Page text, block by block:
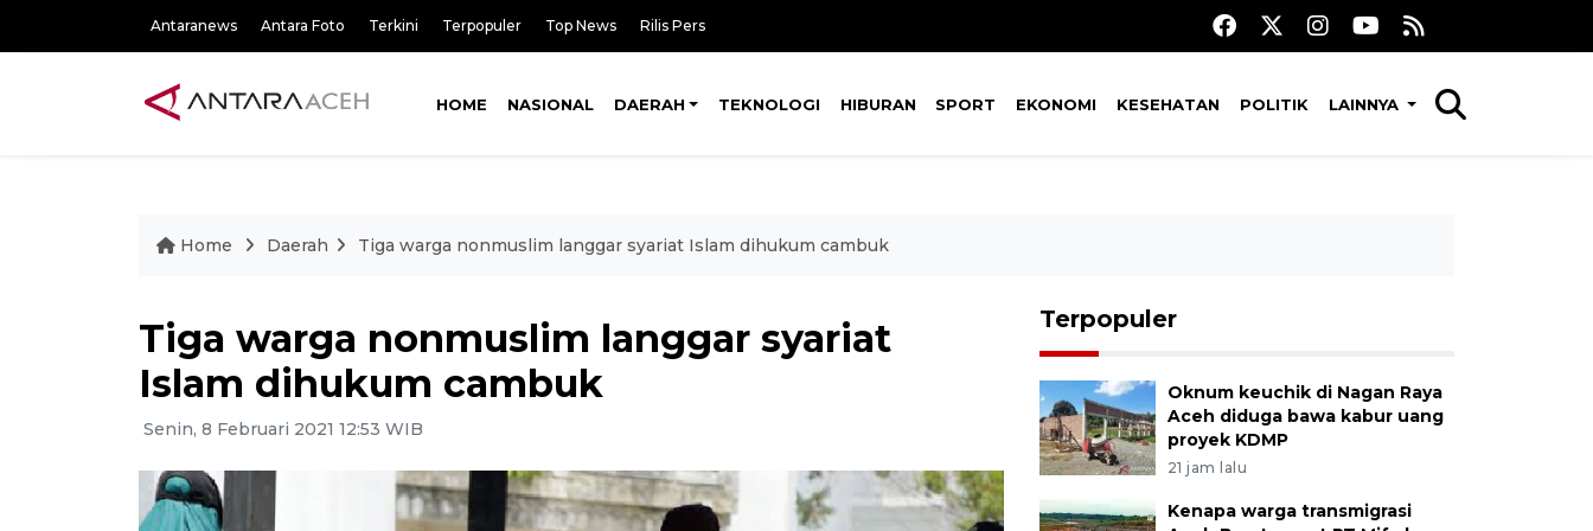
Antaranews Antara Foto Terkini Terpopuler Top News Rilis Pers
HOME NASIONAL DAERAH TEKNOLOGI HIBURAN SPORT EKONOMI KESEHATAN POLITIK LAINNYA
Home Daerah Tiga warga nonmuslim langgar syariat Islam dihukum cambuk
Tiga warga nonmuslim langgar syariat
Islam dihukum cambuk
Senin, 8 Februari 2021 12:53 WIB
Terpopuler
Oknum keuchik di Nagan Raya
Aceh diduga bawa kabur uang
proyek KDMP
21 jam lalu
Kenapa warga transmigrasi